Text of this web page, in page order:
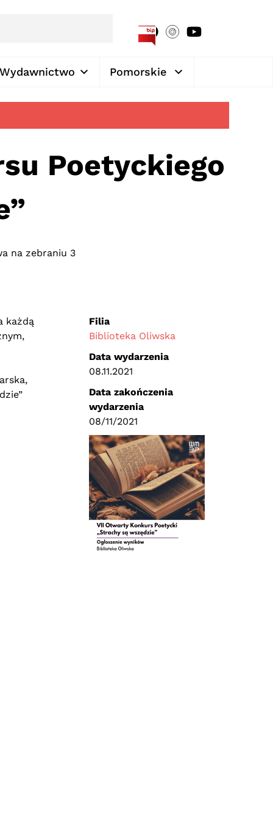
Wydawnictwo Pomorskie
Poetyckiego
na zebraniu 3
każdą
Filia
Biblioteka Oliwska
Data wydarzenia
08.11.2021
Data zakończenia
wydarzenia
08/11/2021